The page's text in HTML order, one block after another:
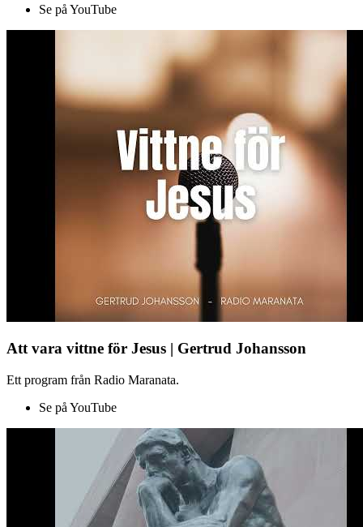
Se på YouTube
Att vara vittne för Jesus | Gertrud Johansson
Ett program från Radio Maranata.
Se på YouTube